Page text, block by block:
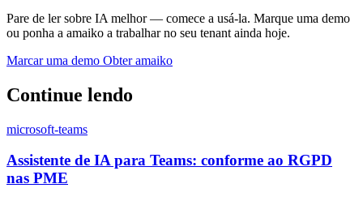
Pare de ler sobre IA melhor — comece a usá-la. Marque uma demo
ou ponha a amaiko a trabalhar no seu tenant ainda hoje.
Marcar uma demo Obter amaiko
Continue lendo
microsoft-teams
Assistente de IA para Teams: conforme ao RGPD
nas PME